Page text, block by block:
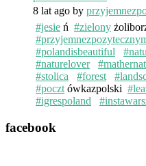
8 lat ago by
#jesie ń #zielony
#polandisbeautiful
#naturelover
#stolica
#forest
#poczt ówkazpolski
#igrespoland
facebook